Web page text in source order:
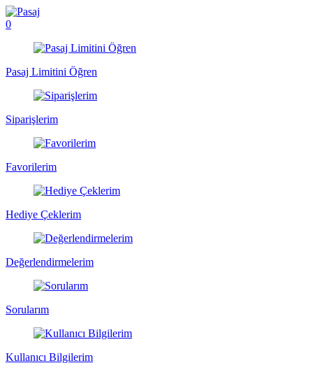
0
Pasaj Limitini Öğren
Siparişlerim
Favorilerim
Hediye Çeklerim
Değerlendirmelerim
Sorularım
Kullanıcı Bilgilerim